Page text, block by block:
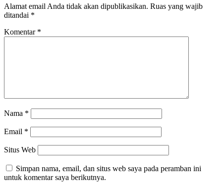
Alamat email Anda tidak akan dipublikasikan. Ruas yang wajib
ditandai *
Komentar *
Nama *
Email *
Situs Web
Simpan nama, email, dan situs web saya pada peramban ini
untuk komentar saya berikutnya.